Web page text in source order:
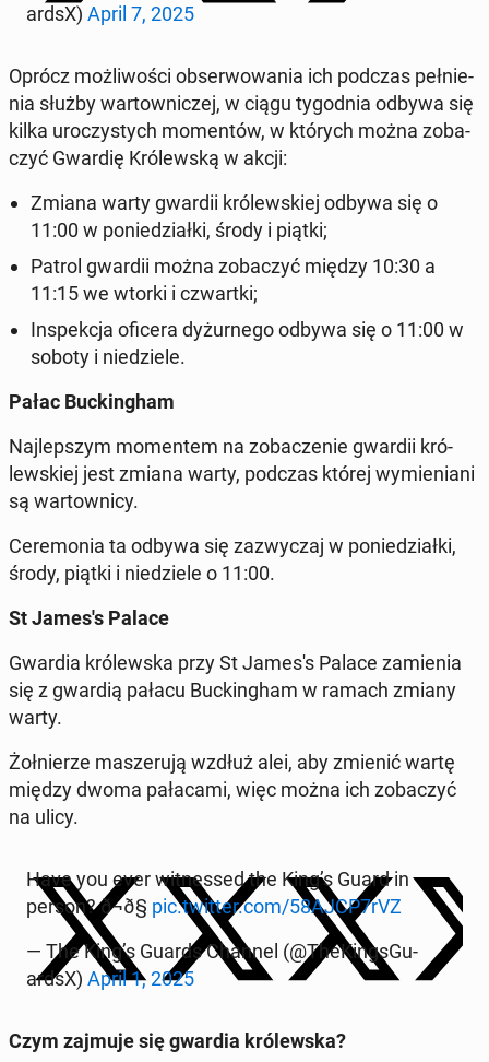
ardsX) April 7, 2025
Oprócz moż­li­wo­ści ob­ser­wo­wa­nia ich podczas peł­nie­
nia służby war­tow­ni­czej, w ciągu ty­go­dnia odbywa się
kilka uro­czy­stych mo­men­tów, w których można zo­ba­
czyć Gwardię Kró­lew­ską w akcji:
Zmiana warty gwardii kró­lew­skiej odbywa się o
11:00 w po­nie­dział­ki, środy i piątki;
Patrol gwardii można zo­ba­czyć między 10:30 a
11:15 we wtorki i czwart­ki;
In­spek­cja oficera dy­żur­ne­go odbywa się o 11:00 w
soboty i nie­dzie­le.
Pałac Buc­kin­gham
Naj­lep­szym mo­men­tem na zo­ba­cze­nie gwardii kró­
lew­skiej jest zmiana warty, podczas której wy­mie­nia­ni
są war­tow­ni­cy.
Ce­re­mo­nia ta odbywa się za­zwy­czaj w po­nie­dział­ki,
środy, piątki i nie­dzie­le o 11:00.
St James's Palace
Gwardia kró­lew­ska przy St James's Palace za­mie­nia
się z gwardią pałacu Buc­kin­gham w ramach zmiany
warty.
Żoł­nie­rze ma­sze­ru­ją wzdłuż alei, aby zmienić wartę
między dwoma pa­ła­ca­mi, więc można ich zo­ba­czyć
na ulicy.
Have you ever wit­nes­sed the King’s Guard in
person? ð¬ð§ pic.twitter.com/58AJCP7rVZ
— The King’s Guards Channel (@The­Kings­Gu­
ardsX) April 1, 2025
Czym zajmuje się gwardia kró­lew­ska?